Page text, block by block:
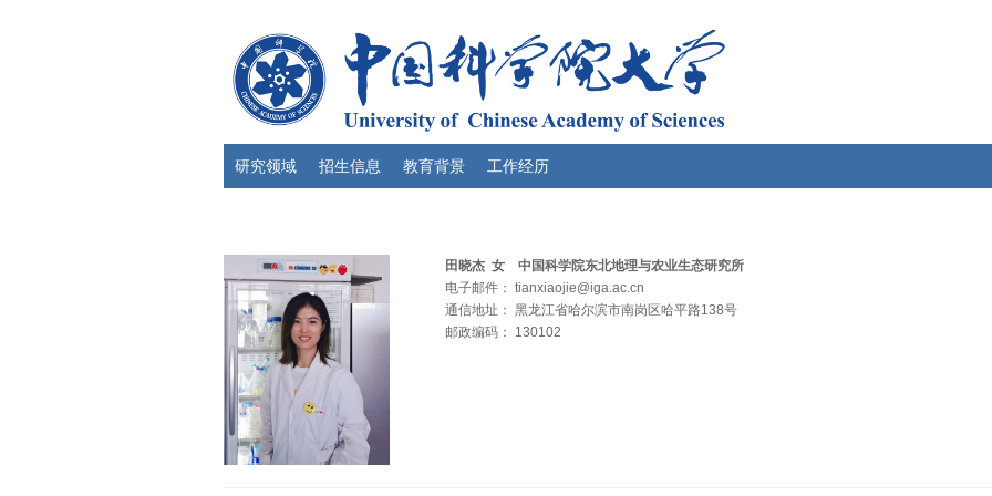
研究领域 招生信息 教育背景 工作经历
田晓杰 女 中国科学院东北地理与农业生态研究所
电子邮件： tianxiaojie@iga.ac.cn
通信地址： 黑龙江省哈尔滨市南岗区哈平路138号
邮政编码： 130102